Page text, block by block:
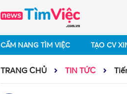
CẨM NANG TÌM VIỆC TẠO CV
TRANG CHỦ TIN TỨC